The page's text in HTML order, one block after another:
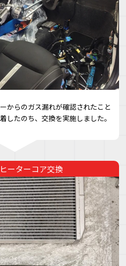
からのガス漏れが確認されたこと
したのち、交換を実施しました。
ーターコア交換